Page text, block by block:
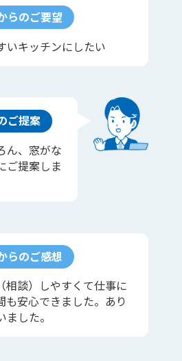
らのご要望
いキッチンにしたい
ご提案
ん、窓がな
ご提案しま
らのご感想
相談）しやすくて仕事に
も安心できました。あり
した。